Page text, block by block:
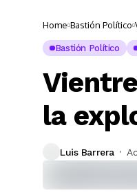
Home Bastión Político
Bastión Político
la
Luis Barrera